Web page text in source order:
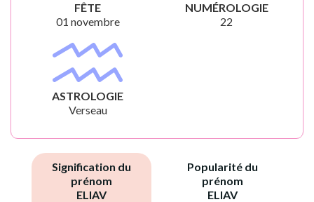
FÊTE
01 novembre
NUMÉROLOGIE
22
ASTROLOGIE
Verseau
Signification du
prénom
ELIAV
Popularité du
prénom
ELIAV